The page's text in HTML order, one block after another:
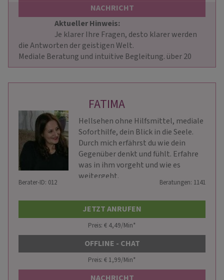
NACHRICHT
Aktueller Hinweis:
die Antworten der geistigen Welt.
FATIMA
Hellsehen ohne Hilfsmittel, mediale
Soforthilfe, dein Blick in die Seele.
Durch mich erfährst du wie dein
Gegenüber denkt und fühlt. Erfahre
was in ihm vorgeht und wie es
weitergeht.
Berater-ID: 012 Beratungen: 1141
JETZT ANRUFEN
Preis: € 4,49/Min*
OFFLINE - CHAT
Preis: € 1,99/Min*